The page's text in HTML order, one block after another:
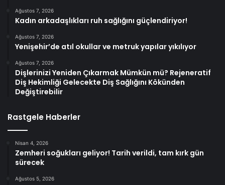
Ağustos 7, 2026
Kadın arkadaşlıkları ruh sağlığını güçlendiriyor!
Ağustos 7, 2026
Yenişehir’de atıl okullar ve metruk yapılar yıkılıyor
Ağustos 7, 2026
Dişlerinizi Yeniden Çıkarmak Mümkün mü? Rejeneratif
Diş Hekimliği Gelecekte Diş Sağlığını Kökünden
Değiştirebilir
Rastgele Haberler
Nisan 4, 2026
Zemheri soğukları geliyor! Tarih verildi, tam kırk gün
sürecek
Ağustos 5, 2026